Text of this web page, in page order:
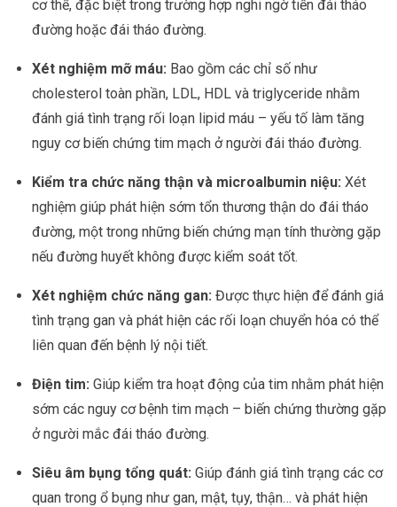
cơ thể, đặc biệt trong trường hợp nghi ngờ tiền đái tháo
đường hoặc đái tháo đường.
Xét nghiệm mỡ máu: Bao gồm các chỉ số như
cholesterol toàn phần, LDL, HDL và triglyceride nhằm
đánh giá tình trạng rối loạn lipid máu – yếu tố làm tăng
nguy cơ biến chứng tim mạch ở người đái tháo đường.
Kiểm tra chức năng thận và microalbumin niệu: Xét
nghiệm giúp phát hiện sớm tổn thương thận do đái tháo
đường, một trong những biến chứng mạn tính thường gặp
nếu đường huyết không được kiểm soát tốt.
Xét nghiệm chức năng gan: Được thực hiện để đánh giá
tình trạng gan và phát hiện các rối loạn chuyển hóa có thể
liên quan đến bệnh lý nội tiết.
Điện tim: Giúp kiểm tra hoạt động của tim nhằm phát hiện
sớm các nguy cơ bệnh tim mạch – biến chứng thường gặp
ở người mắc đái tháo đường.
Siêu âm bụng tổng quát: Giúp đánh giá tình trạng các cơ
quan trong ổ bụng như gan, mật, tụy, thận… và phát hiện